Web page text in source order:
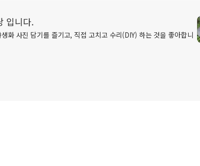
입니다.
화 사진 담기를 즐기고, 직접 고치고 수리(DIY) 하는 것을 좋아합니